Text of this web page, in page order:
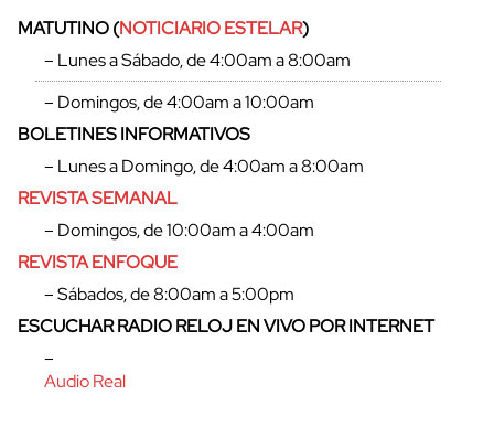
MATUTINO (NOTICIARIO ESTELAR)
– Lunes a Sábado, de 4:00am a 8:00am
– Domingos, de 4:00am a 10:00am
BOLETINES INFORMATIVOS
– Lunes a Domingo, de 4:00am a 8:00am
REVISTA SEMANAL
– Domingos, de 10:00am a 4:00am
REVISTA ENFOQUE
– Sábados, de 8:00am a 5:00pm
ESCUCHAR RADIO RELOJ EN VIVO POR INTERNET
–
Audio Real